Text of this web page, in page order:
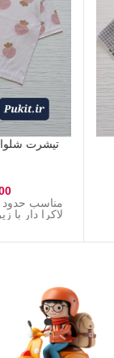
لاکرا دار با